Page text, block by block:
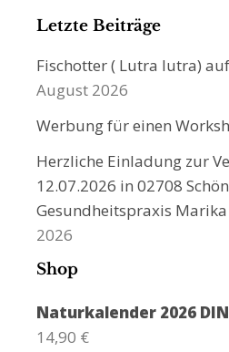
Letzte Beiträge
Fischotter ( Lutra lutra)
August 2026
Werbung für einen
Herzliche Einladung zur
12.07.2026 in 02708
Gesundheitspraxis
2026
Shop
Naturkalender 2026
14,90 €